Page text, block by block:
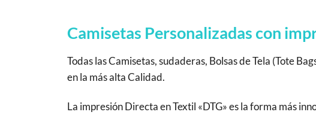
Camisetas Personalizadas con
Todas las Camisetas, sudaderas, Bolsas de Tela (Tote
en la más alta Calidad.
La impresión Directa en Textil «DTG» es la forma más